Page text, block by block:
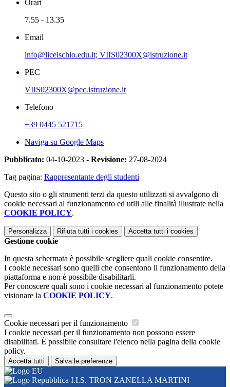
Orari
7.55 - 13.35
Email
info@liceischio.edu.it; VIIS02300X@istruzione.it
PEC
VIIS02300X@pec.istruzione.it
Telefono
+39 0445 521715
Naviga su Google Maps
Pubblicato: 04-10-2023 - Revisione: 27-08-2024
Tag pagina: Rappresentante degli studenti
Questo sito o gli strumenti terzi da questo utilizzati si avvalgono di
cookie necessari al funzionamento ed utili alle finalità illustrate nella
COOKIE POLICY.
Personalizza Rifiuta tutti i cookies Accetta tutti i cookies
Gestione cookie
In questa schermata è possibile scegliere quali cookie consentire.
I cookie necessari sono quelli che consentono il funzionamento della
piattaforma e non è possibile disabilitarli.
Per conoscere quali sono i cookie necessari al funzionamento potete
visionare la COOKIE POLICY.
Cookie necessari per il funzionamento
I cookie necessari per il funzionamento non possono essere
disabilitati. È possibile consultare l'elenco nella pagina della cookie
policy.
Accetta tutti Salva le preferenze
I.I.S. TRON ZANELLA MARTINI